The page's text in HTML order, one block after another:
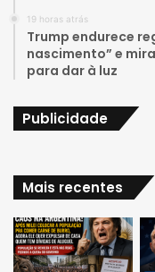
19 horas atrás
Trump endurece
nascimento” e
para dar à luz
Publicidade
Mais recentes